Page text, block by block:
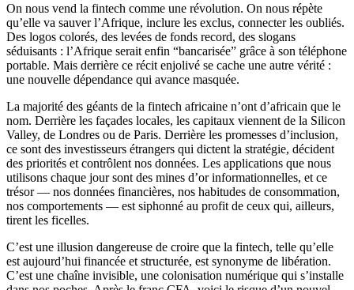
On nous vend la fintech comme une révolution. On nous répète
qu’elle va sauver l’Afrique, inclure les exclus, connecter les oubliés.
Des logos colorés, des levées de fonds record, des slogans
séduisants : l’Afrique serait enfin “bancarisée” grâce à son téléphone
portable. Mais derrière ce récit enjolivé se cache une autre vérité :
une nouvelle dépendance qui avance masquée.
La majorité des géants de la fintech africaine n’ont d’africain que le
nom. Derrière les façades locales, les capitaux viennent de la Silicon
Valley, de Londres ou de Paris. Derrière les promesses d’inclusion,
ce sont des investisseurs étrangers qui dictent la stratégie, décident
des priorités et contrôlent nos données. Les applications que nous
utilisons chaque jour sont des mines d’or informationnelles, et ce
trésor — nos données financières, nos habitudes de consommation,
nos comportements — est siphonné au profit de ceux qui, ailleurs,
tirent les ficelles.
C’est une illusion dangereuse de croire que la fintech, telle qu’elle
est aujourd’hui financée et structurée, est synonyme de libération.
C’est une chaîne invisible, une colonisation numérique qui s’installe